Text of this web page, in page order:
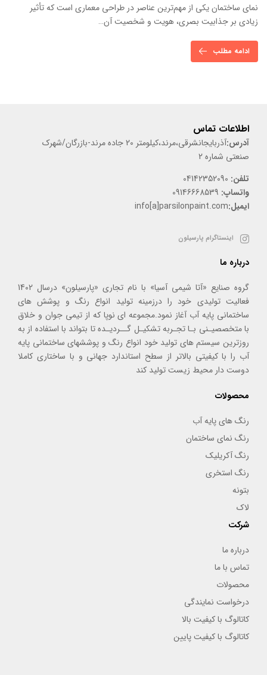
نمای ساختمان یکی از مهم‌ترین عناصر در طراحی معماری است که تأثیر
زیادی بر جذابیت بصری، هویت و شخصیت آن…
ادامه مطلب
اطلاعات تماس
آدرس:
آذربایجانشرقی،مرند،کیلومتر 20 جاده مرند-بازرگان/شهرک
صنعتی شماره 2
تلفن:
واتساپ:
ایمیل:info[a]parsilonpaint.com
اینستاگرام پارسیلون
درباره ما
گروه صنایع «آتا شیمی آسیا» با نام تجاری «پارسیلون» درسال 1402
فعالیت تولیدی خود را درزمینه تولید انواع رنگ و پوشش های
ساختمانی پایه آب آغاز نمود.مجموعه ای نوپا که از تیمی جوان و خلاق
با متخصصیـنی بـا تجـربه تشکیـل گــردیـده تا بتواند با استفاده از به
روزترین سیستم های تولید خود انواع رنگ و پوششهای ساختمانی پایه
آب را با کیفیتی بالاتر از سطح استاندارد جهانی و با ساختاری کاملا
دوست دار محیط زیست تولید کند
محصولات
رنگ های پایه آب
رنگ نمای ساختمان
رنگ آکریلیک
رنگ استخری
بتونه
لاک
شرکت
درباره ما
تماس با ما
محصولات
درخواست نمایندگی
کاتالوگ با کیفیت بالا
کاتالوگ با کیفیت پایین